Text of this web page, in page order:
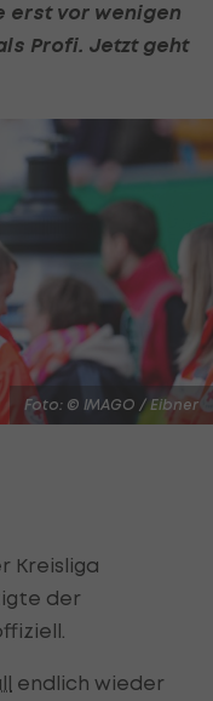
erst vor wenigen
Profi. Jetzt geht
Foto: © IMAGO / Eibner
Kreisliga
der
endlich wieder